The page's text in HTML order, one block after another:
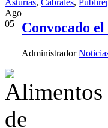
Asturias, Cabrales,
Ago
05
Convocado
Administrador